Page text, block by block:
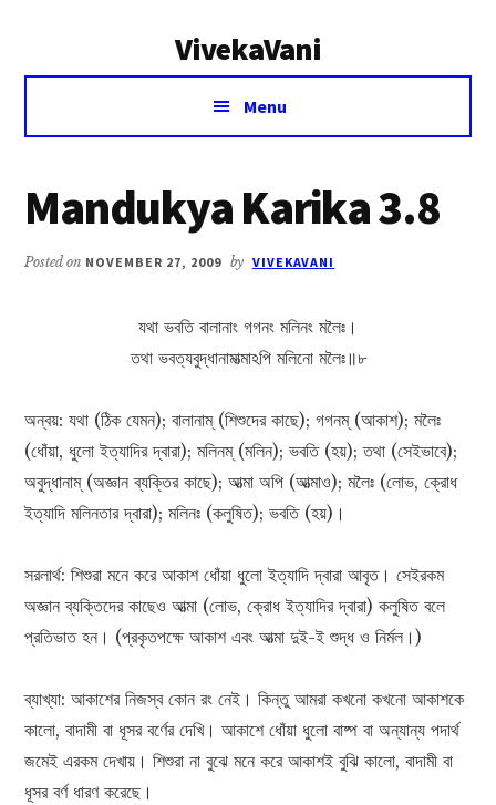
VivekaVani
Voice
Vivekananda
Menu
Mandukya Karika 3.8
Posted on NOVEMBER 27, 2009 by VIVEKAVANI
যথা ভবতি বালানাং গগনং মলিনং মলৈঃ।
তথা ভবত্যবুদ্ধানামাত্মাঽপি মলিনো মলৈঃ॥৮
অন্বয়: যথা (ঠিক যেমন); বালানাম্ (শিশুদের কাছে); গগনম্ (আকাশ); মলৈঃ
(ধোঁয়া, ধুলো ইত্যাদির দ্বারা); মলিনম্ (মলিন); ভবতি (হয়); তথা (সেইভাবে);
অবুদ্ধানাম্ (অজ্ঞান ব্যক্তির কাছে); আত্মা অপি (আত্মাও); মলৈঃ (লোভ, ক্রোধ
ইত্যাদি মলিনতার দ্বারা); মলিনঃ (কলুষিত); ভবতি (হয়)।
সরলার্থ: শিশুরা মনে করে আকাশ ধোঁয়া ধুলো ইত্যাদি দ্বারা আবৃত। সেইরকম
অজ্ঞান ব্যক্তিদের কাছেও আত্মা (লোভ, ক্রোধ ইত্যাদির দ্বারা) কলুষিত বলে
প্রতিভাত হন। (প্রকৃতপক্ষে আকাশ এবং আত্মা দুই-ই শুদ্ধ ও নির্মল।)
ব্যাখ্যা: আকাশের নিজস্ব কোন রং নেই। কিন্তু আমরা কখনো কখনো আকাশকে
কালো, বাদামী বা ধূসর বর্ণের দেখি। আকাশে ধোঁয়া ধুলো বাষ্প বা অন্যান্য পদার্থ
জমেই এরকম দেখায়। শিশুরা না বুঝে মনে করে আকাশই বুঝি কালো, বাদামী বা
ধূসর বর্ণ ধারণ করেছে।